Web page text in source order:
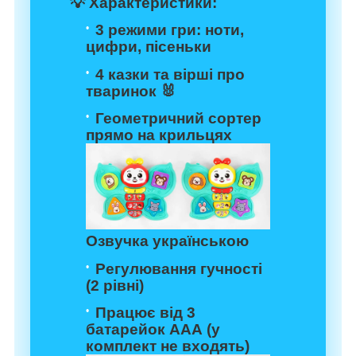
3 режими гри: ноти,
цифри, пісеньки
4 казки та вірші про
тваринок 🐰
Геометричний сортер
прямо на крильцях
Озвучка українською
Регулювання гучності
(2 рівні)
Працює від 3
батарейок ААА (у
комплект не входять)